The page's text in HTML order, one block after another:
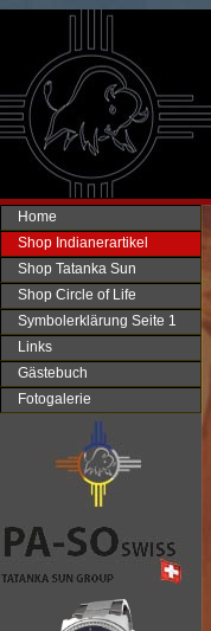
Home
Shop Indianerartikel
Shop Tatanka Sun
Shop Circle of Life
Symbolerklärung Seite 1
Links
Gästebuch
Fotogalerie